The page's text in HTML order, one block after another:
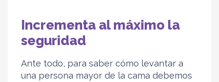
Incrementa al máximo la
seguridad
Ante todo, para saber cómo levantar a
una persona mayor de la cama debemos